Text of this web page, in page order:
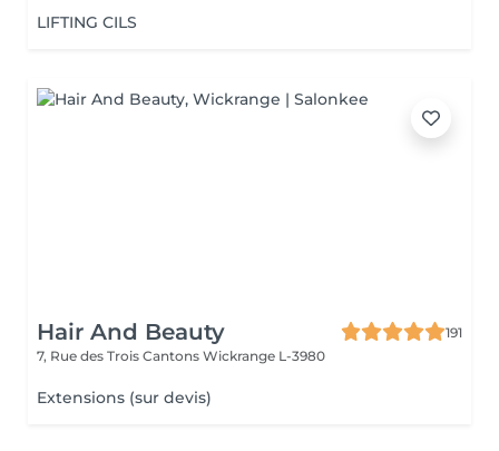
LIFTING CILS
Hair And Beauty
191
7, Rue des Trois Cantons Wickrange L-3980
Extensions (sur devis)